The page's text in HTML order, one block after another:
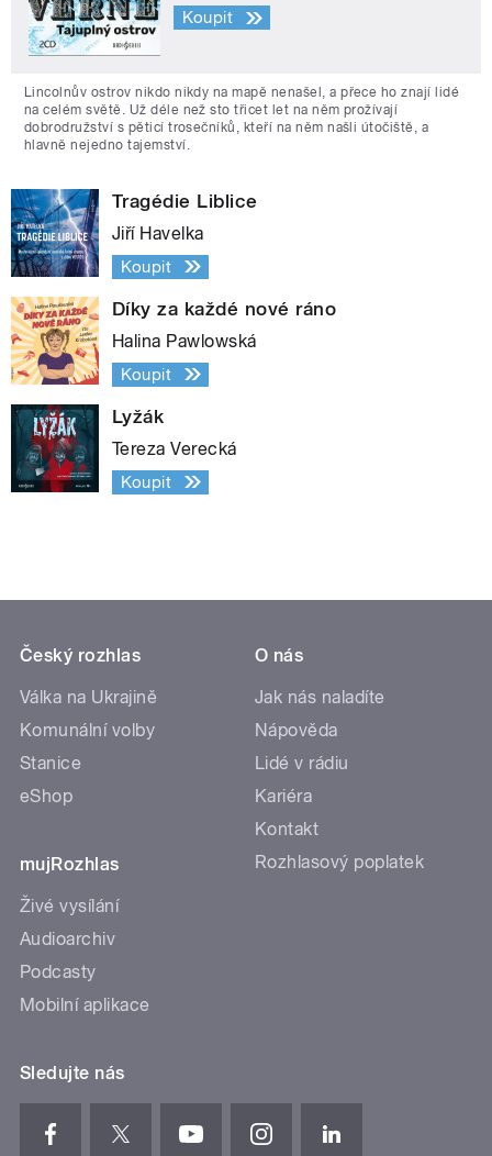
Koupit
Lincolnův ostrov nikdo nikdy na mapě nenašel, a přece ho znají lidé
na celém světě. Už déle než sto třicet let na něm prožívají
dobrodružství s pěticí trosečníků, kteří na něm našli útočiště, a
hlavně nejedno tajemství.
Tragédie Liblice
Jiří Havelka
Koupit
Díky za každé nové ráno
Halina Pawlowská
Koupit
Lyžák
Tereza Verecká
Koupit
Český rozhlas
Válka na Ukrajině
Komunální volby
Stanice
eShop
mujRozhlas
Živé vysílání
Audioarchiv
Podcasty
Mobilní aplikace
O nás
Jak nás naladíte
Nápověda
Lidé v rádiu
Kariéra
Kontakt
Rozhlasový poplatek
Sledujte nás